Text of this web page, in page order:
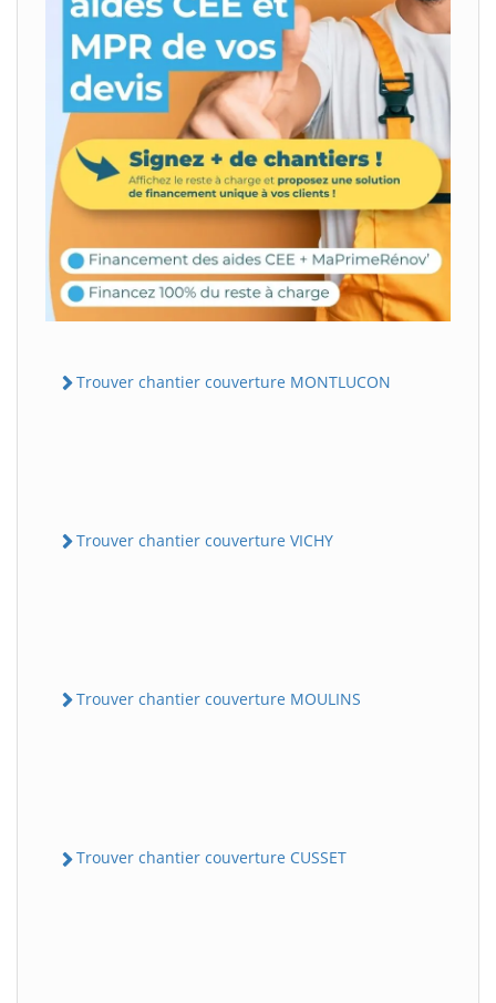
Trouver chantier couverture MONTLUCON
Trouver chantier couverture VICHY
Trouver chantier couverture MOULINS
Trouver chantier couverture CUSSET